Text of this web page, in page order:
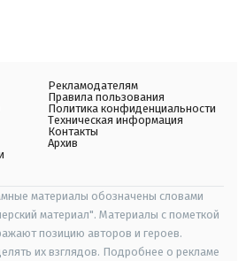
Рекламодателям
Правила пользования
Политика конфиденциальности
Техническая информация
Контакты
Архив
материалы обозначены словами
материал". Материалы с пометкой
позицию авторов и героев.
их взглядов. Подробнее о рекламе